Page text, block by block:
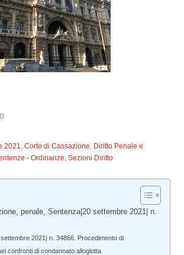
0
2021,Corte di Cassazione, Diritto Penale e
- Ordinanze,Sezioni Diritto
penale, Sentenza|20 settembre 2021| n.
2021| n. 34866. Procedimento di
confronti di condannato alloglotta